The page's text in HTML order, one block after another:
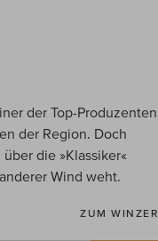
der Top-Produzenten
der Region. Doch
die »Klassiker«
Wind weht.
ZUM WINZER